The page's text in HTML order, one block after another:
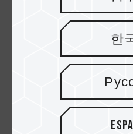
gebracht: microSDHC
abwärtskompatibel mit
Dateisystem und
Videospiele oder
Anwendungen. Damit
vielfältigen Multimedia-
한